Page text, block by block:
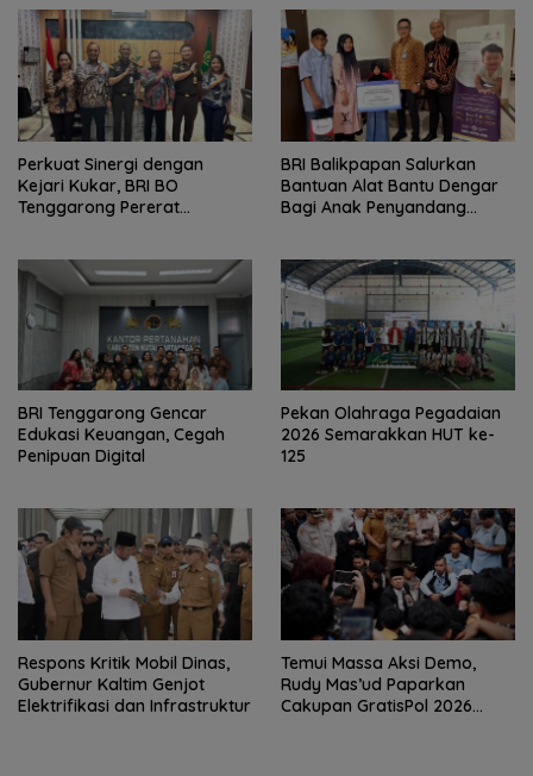
Perkuat Sinergi dengan
Kejari Kukar, BRI BO
Tenggarong Pererat
BRI Balikpapan Salurkan
Bantuan Alat Bantu Dengar
Bagi Anak Penyandang
BRI Tenggarong Gencar
Edukasi Keuangan, Cegah
Penipuan Digital
Pekan Olahraga Pegadaian
2026 Semarakkan HUT ke-
125
Respons Kritik Mobil Dinas,
Gubernur Kaltim Genjot
Elektrifikasi dan Infrastruktur
Temui Massa Aksi Demo,
Rudy Mas’ud Paparkan
Cakupan GratisPol 2026